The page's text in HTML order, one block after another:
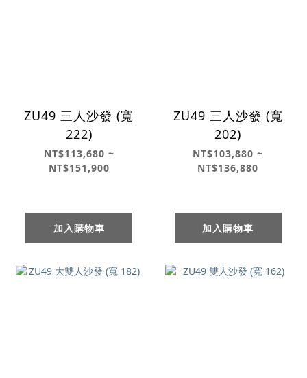
ZU49 三人沙發 (寬
222)
NT$113,680 ~
NT$151,900
加入購物車
ZU49 三人沙發 (寬
202)
NT$103,880 ~
NT$136,880
加入購物車